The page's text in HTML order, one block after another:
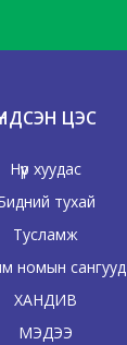
ЦЭС
Нүүр хуудас
тухай
Тусламж
номын сангууд
ХАНДИВ
МЭДЭЭ